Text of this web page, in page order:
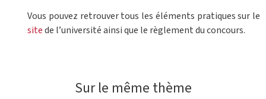
Vous pouvez retrouver tous les éléments pratiques sur le
sitede l’université ainsi que le règlement du concours.
Sur le même thème